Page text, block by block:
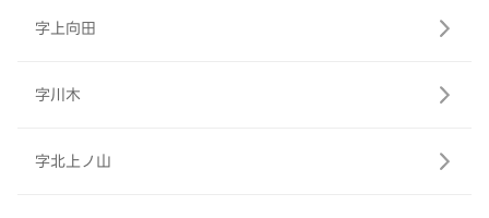
字上向田
字川木
字北上ノ山